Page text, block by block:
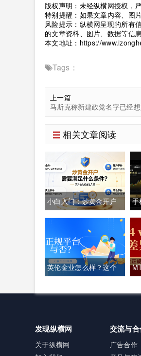
版权声明：未经纵横网授权，
特别提醒：如果文章内容、图
风险提示：纵横网呈现的所有
的文章资料、图片、数据等信
本文地址： https://
Tags：
上一篇
马斯克称新建政党名字已经
相关文章阅读
小白入门：炒黄金开户
需要满足什么条件？一
文讲清所有要求
手
好
么
英伦金业怎么样？这个
发现纵横网
关于纵横网
交流与
广告合作